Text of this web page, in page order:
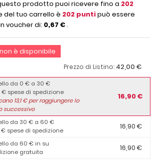
prodotto puoi ricevere fino a 202
del tuo carrello è 202 puntipuò essere
voucher di: 0,67 €.
è disponibile
Prezzo di Listino: 42,00 €
da 0 € a 30 €
spese di spedizione
13,1€ per raggiungere lo
successivo
16,90 €
da 30 € a 60 €
spese di spedizione
16,90 €
da 60 € in su
gratuita
16,90 €